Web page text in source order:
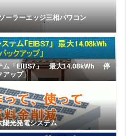
ーラーエッジ三相パワコン
ム「EIBS7」 最大14.08kWh 停
ップ」
陽光発電システム